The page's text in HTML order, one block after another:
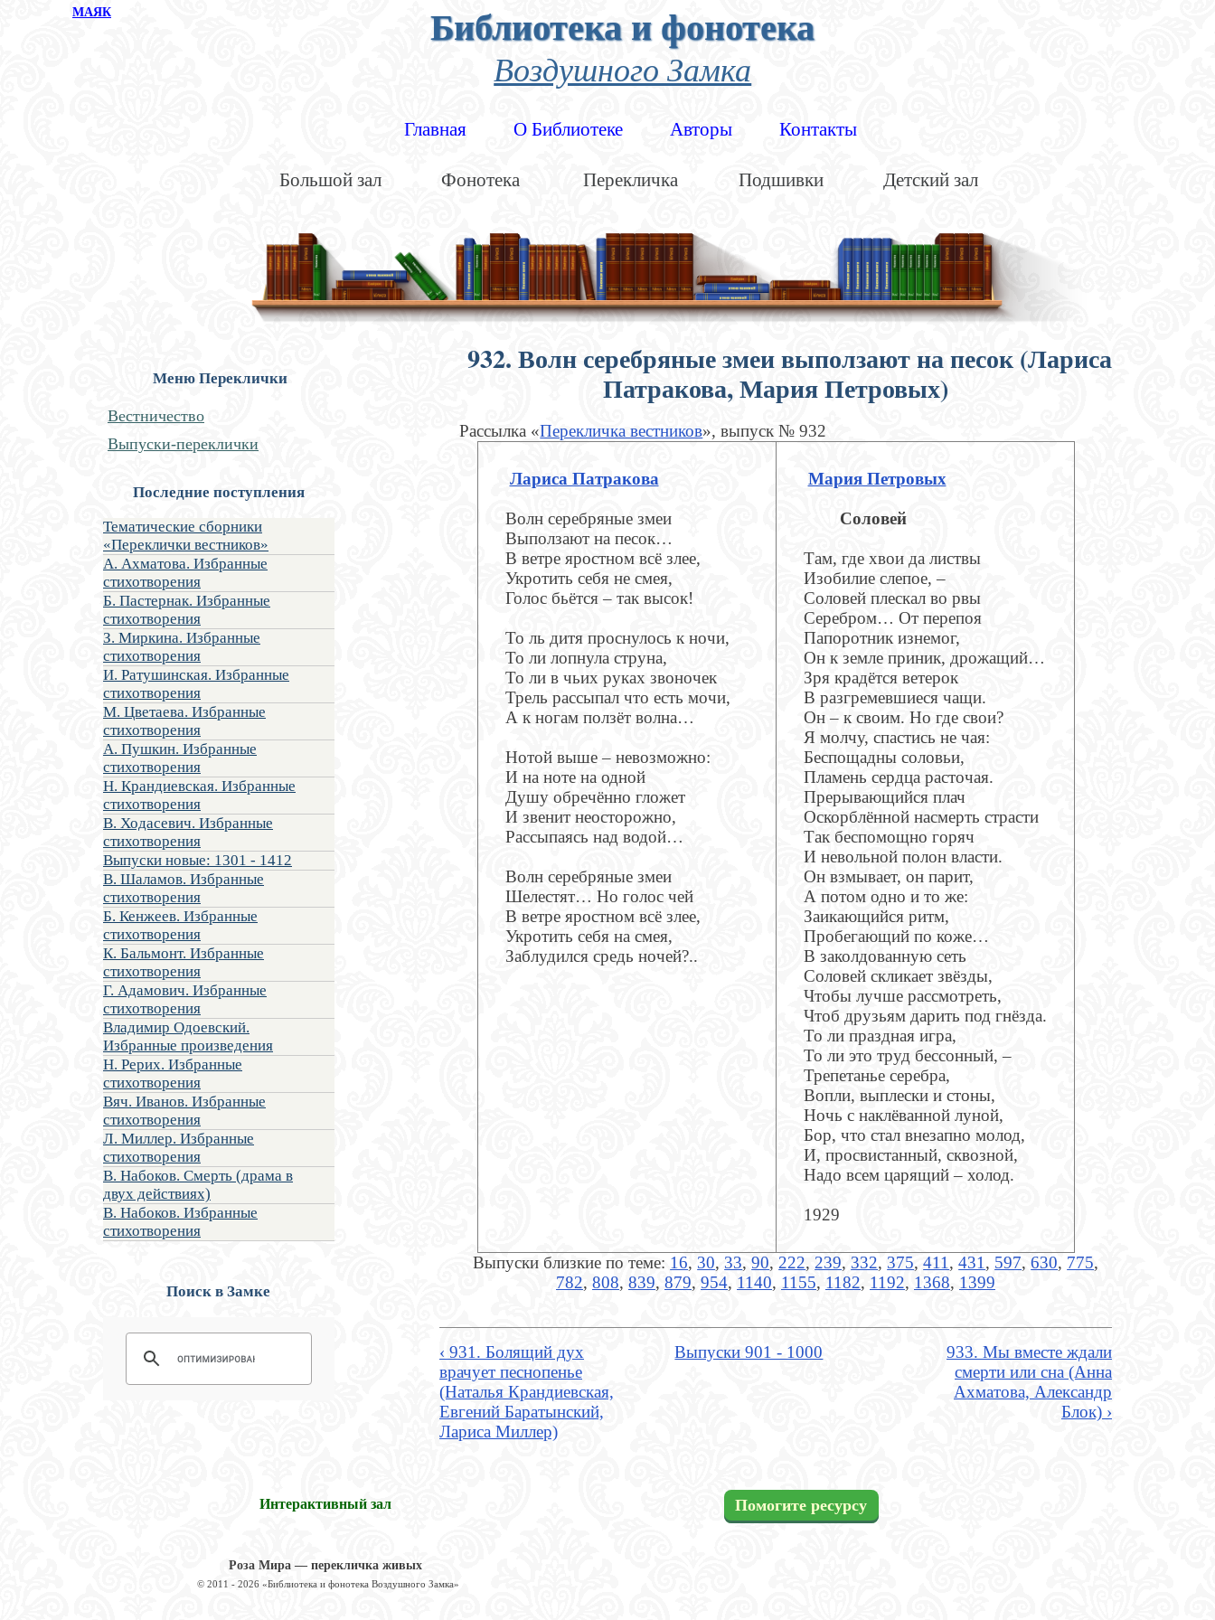
МАЯК Библиотека и фонотека
Воздушного Замка
Главная О Библиотеке Авторы Контакты
Большой зал Фонотека Перекличка Подшивки Детский зал
Меню Переклички
Вестничество
Выпуски-переклички
Последние поступления
Тематические сборники
«Переклички вестников»
А. Ахматова. Избранные
стихотворения
Б. Пастернак. Избранные
стихотворения
З. Миркина. Избранные
стихотворения
И. Ратушинская. Избранные
стихотворения
М. Цветаева. Избранные
стихотворения
А. Пушкин. Избранные
стихотворения
Н. Крандиевская. Избранные
стихотворения
В. Ходасевич. Избранные
стихотворения
Выпуски новые: 1301 - 1412
В. Шаламов. Избранные
стихотворения
Б. Кенжеев. Избранные
стихотворения
К. Бальмонт. Избранные
стихотворения
Г. Адамович. Избранные
стихотворения
Владимир Одоевский.
Избранные произведения
Н. Рерих. Избранные
стихотворения
Вяч. Иванов. Избранные
стихотворения
Л. Миллер. Избранные
стихотворения
В. Набоков. Смерть (драма в
двух действиях)
В. Набоков. Избранные
стихотворения
Поиск в Замке
932. Волн серебряные змеи выползают на песок (Лариса
Патракова, Мария Петровых)
Рассылка «Перекличка вестников», выпуск № 932
Лариса Патракова
Волн серебряные змеи
Выползают на песок…
В ветре яростном всё злее,
Укротить себя не смея,
Голос бьётся – так высок!
То ль дитя проснулось к ночи,
То ли лопнула струна,
То ли в чьих руках звоночек
Трель рассыпал что есть мочи,
А к ногам ползёт волна…
Нотой выше – невозможно:
И на ноте на одной
Душу обречённо гложет
И звенит неосторожно,
Рассыпаясь над водой…
Волн серебряные змеи
Шелестят… Но голос чей
В ветре яростном всё злее,
Укротить себя на смея,
Заблудился средь ночей?..
Мария Петровых
Соловей
Там, где хвои да листвы
Изобилие слепое, –
Соловей плескал во рвы
Серебром… От перепоя
Папоротник изнемог,
Он к земле приник, дрожащий…
Зря крадётся ветерок
В разгремевшиеся чащи.
Он – к своим. Но где свои?
Я молчу, спастись не чая:
Беспощадны соловьи,
Пламень сердца расточая.
Прерывающийся плач
Оскорблённой насмерть страсти
Так беспомощно горяч
И невольной полон власти.
Он взмывает, он парит,
А потом одно и то же:
Заикающийся ритм,
Пробегающий по коже…
В заколдованную сеть
Соловей скликает звёзды,
Чтобы лучше рассмотреть,
Чтоб друзьям дарить под гнёзда.
То ли праздная игра,
То ли это труд бессонный, –
Трепетанье серебра,
Вопли, выплески и стоны,
Ночь с наклёванной луной,
Бор, что стал внезапно молод,
И, просвистанный, сквозной,
Надо всем царящий – холод.
1929
Выпуски близкие по теме: 16, 30,33,90, 222, 239, 332, 375,411 ,431 , 597,630, 775,
782, 808, 839, 879, 954, 1140, 1155, 1182, 1192, 1368, 1399
‹ 931. Болящий дух
врачует песнопенье
(Наталья Крандиевская,
Евгений Баратынский,
Лариса Миллер)
Выпуски 901 - 1000
933. Мы вместе ждали
смерти или сна (Анна
Ахматова, Александр
Блок) ›
© 2011 - 2026 «Библиотека и фонотека Воздушного Замка»
Интерактивный зал
Роза Мира — перекличка живых
Помогите ресурсу